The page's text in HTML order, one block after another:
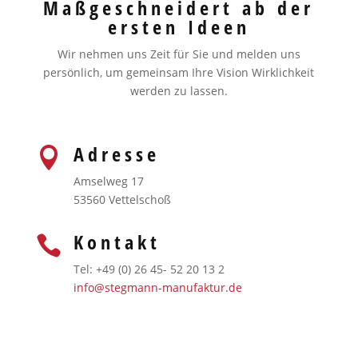
Maßgeschneidert ab der
ersten Ideen
Wir nehmen uns Zeit für Sie und melden uns
persönlich, um gemeinsam Ihre Vision Wirklichkeit
werden zu lassen.
 Adresse
Amselweg 17
53560 Vettelschoß
 Kontakt
Tel: +49 (0) 26 45- 52 20 13 2
info@stegmann-manufaktur.de